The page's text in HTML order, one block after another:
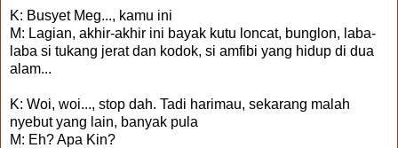
K: Busyet Meg..., kamu ini
M: Lagian, akhir-akhir ini bayak kutu loncat, bunglon, laba-
laba si tukang jerat dan kodok, si amfibi yang hidup di dua
alam...
K: Woi, woi..., stop dah. Tadi harimau, sekarang malah
nyebut yang lain, banyak pula
M: Eh? Apa Kin?